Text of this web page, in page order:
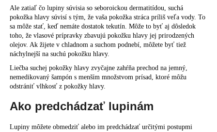
Ale zatiaľ čo lupiny súvisia so seboroickou dermatitídou, suchá
pokožka hlavy súvisí s tým, že vaša pokožka stráca príliš veľa vody. To
sa môže stať, keď nemáte dostatok tekutín. Môže to byť aj dôsledok
toho, že vlasové prípravky zbavujú pokožku hlavy jej prirodzených
olejov. Ak žijete v chladnom a suchom podnebí, môžete byť tiež
náchylnejší na suchú pokožku hlavy.
Liečba suchej pokožky hlavy zvyčajne zahŕňa prechod na jemný,
nemedikovaný šampón s menším množstvom prísad, ktoré môžu
odstrániť vlhkosť z pokožky hlavy.
Ako predchádzať lupinám
Lupiny môžete obmedziť alebo im predchádzať určitými postupmi